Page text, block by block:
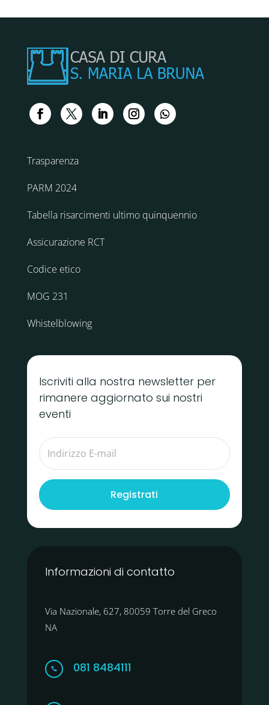
Trasparenza
PARM 2024
Tabella risarcimenti ultimo quinquennio
Assicurazione RCT
Codice etico
MOG 231
Whistelblowing
Iscriviti alla nostra newsletter per
rimanere aggiornato sui nostri
eventi
Registrati
Informazioni di contatto
Via Nazionale, 627, 80059 Torre del Greco
NA
 081 8484111